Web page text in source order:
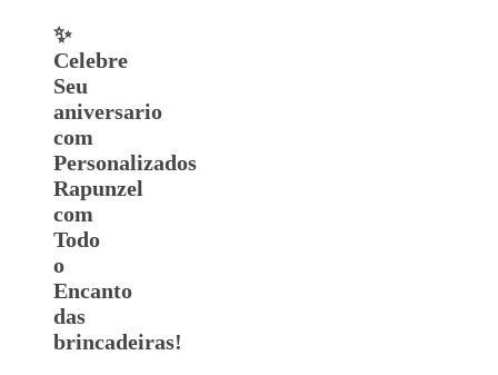
✨
Celebre
Seu
aniversario
com
Personalizados
Rapunzel
com
Todo
o
Encanto
das
brincadeiras!